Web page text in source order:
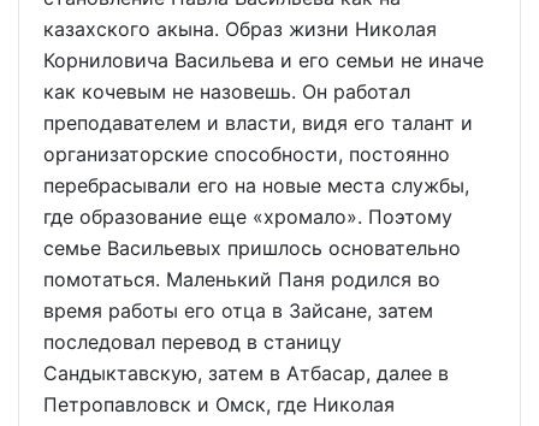
казахского акына. Образ жизни Николая
Корниловича Васильева и его семьи не иначе
как кочевым не назовешь. Он работал
преподавателем и власти, видя его талант и
организаторские способности, постоянно
перебрасывали его на новые места службы,
где образование еще «хромало». Поэтому
семье Васильевых пришлось основательно
помотаться. Маленький Паня родился во
время работы его отца в Зайсане, затем
последовал перевод в станицу
Сандыктавскую, затем в Атбасар, далее в
Петропавловск и Омск, где Николая